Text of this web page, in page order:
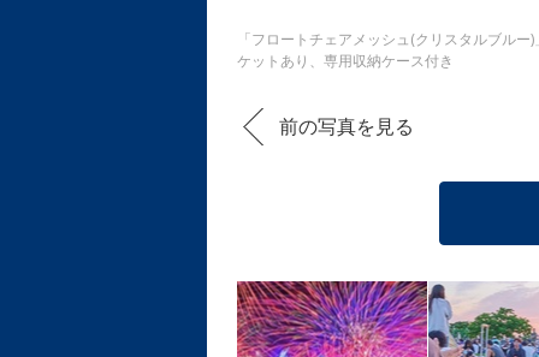
「フロートチェアメッシュ(クリスタルブル
ケットあり、専用収納ケース付き
前の写真を見る